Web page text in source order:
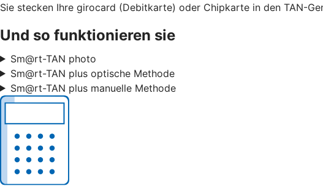
Sie stecken Ihre girocard (Debitkarte) oder Chipkarte in den TAN-
Und so funktionieren sie
Sm@rt-TAN photo
Sm@rt-TAN plus optische Methode
Sm@rt-TAN plus manuelle Methode